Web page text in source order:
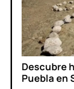
Descubre
Puebla en